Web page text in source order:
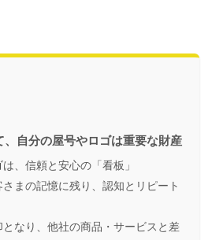
、自分の屋号やロゴは重要な財産
、信頼と安心の「看板」
まの記憶に残り、認知とリピート
なり、他社の商品・サービスと差